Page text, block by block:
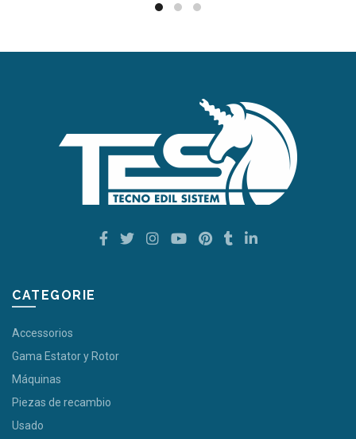
CATEGORIE
Accessorios
Gama Estator y Rotor
Máquinas
Piezas de recambio
Usado